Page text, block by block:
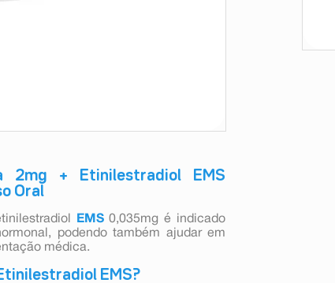
2mg + Etinilestradiol EMS
Oral
EMS 0,035mg é indicado
podendo também ajudar em
médica.
EMS?